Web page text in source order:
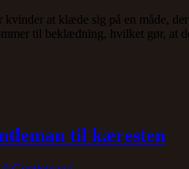
kvinder at klæde sig på en måde,
til beklædning, hvilket gør, at
til kæresten